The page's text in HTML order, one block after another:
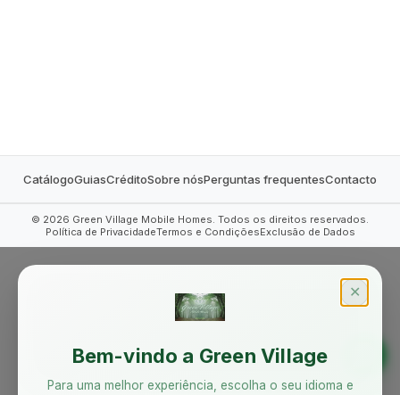
CatálogoGuiasCréditoSobre nósPerguntas frequentesContacto
© 2026 Green Village Mobile Homes. Todos os direitos reservados.
Política de PrivacidadeTermos e CondiçõesExclusão de Dados
✕
Bem-vindo a Green Village
Para uma melhor experiência, escolha o seu idioma e